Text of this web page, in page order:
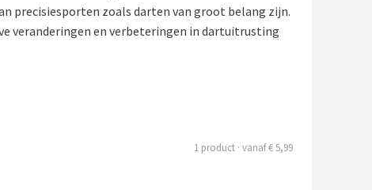
precisiesporten zoals darten van groot belang zijn.
veranderingen en verbeteringen in dartuitrusting
1 product · vanaf € 5,99